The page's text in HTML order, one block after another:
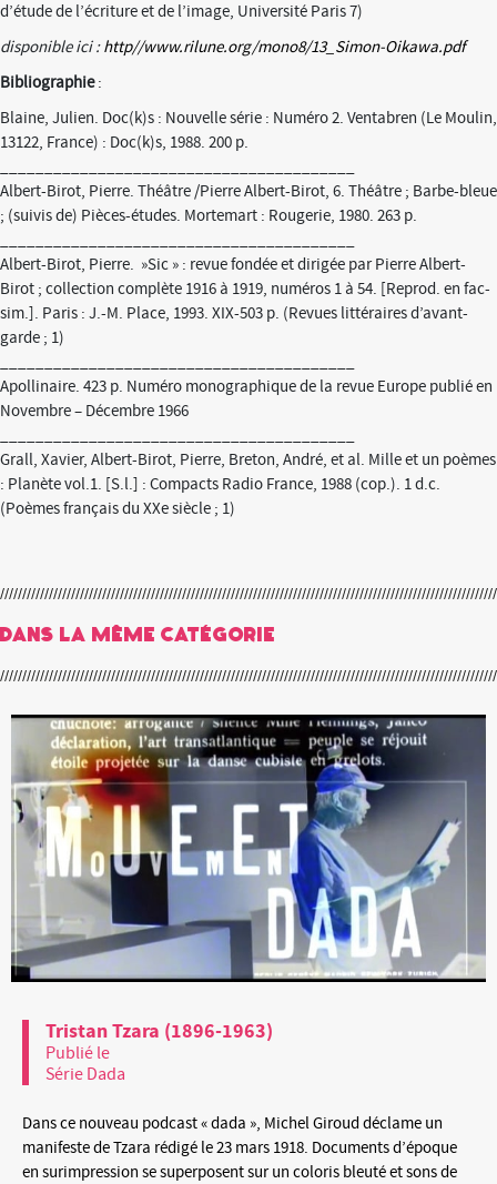
d’étude de l’écriture et de l’image, Université Paris 7)
disponible ici :http//www.rilune.org/mono8/13_Simon-Oikawa.pdf
Bibliographie:
Blaine, Julien. Doc(k)s : Nouvelle série : Numéro 2. Ventabren (Le Moulin,
13122, France) : Doc(k)s, 1988. 200 p.
Albert-Birot, Pierre. Théâtre /Pierre Albert-Birot, 6. Théâtre ; Barbe-bleue
; (suivis de) Pièces-études. Mortemart : Rougerie, 1980. 263 p.
Albert-Birot, Pierre. »Sic » : revue fondée et dirigée par Pierre Albert-
Birot ; collection complète 1916 à 1919, numéros 1 à 54. [Reprod. en fac-
sim.]. Paris : J.-M. Place, 1993. XIX-503 p. (Revues littéraires d’avant-
garde ; 1)
Apollinaire. 423 p. Numéro monographique de la revue Europe publié en
Novembre – Décembre 1966
Grall, Xavier, Albert-Birot, Pierre, Breton, André, et al. Mille et un poèmes
: Planète vol.1. [S.l.] : Compacts Radio France, 1988 (cop.). 1 d.c.
(Poèmes français du XXe siècle ; 1)
Dans la même catégorie
Tristan Tzara (1896-1963)
Publié le
Série Dada
Dans ce nouveau podcast « dada », Michel Giroud déclame un
manifeste de Tzara rédigé le 23 mars 1918. Documents d’époque
en surimpression se superposent sur un coloris bleuté et sons de